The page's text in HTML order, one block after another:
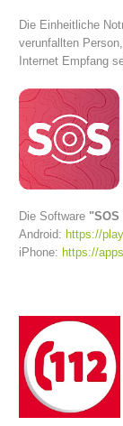
Die Einheitliche
verunfallten
Internet Empfang
Die Software "SOS
Android: https://
iPhone: https://